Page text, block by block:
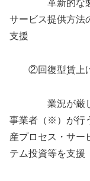
革新的な製品
サービス提供方法
支援
②回復型賃上げ
業況が厳しい
事業者（※）が行
産プロセス・サー
テム投資等を支援